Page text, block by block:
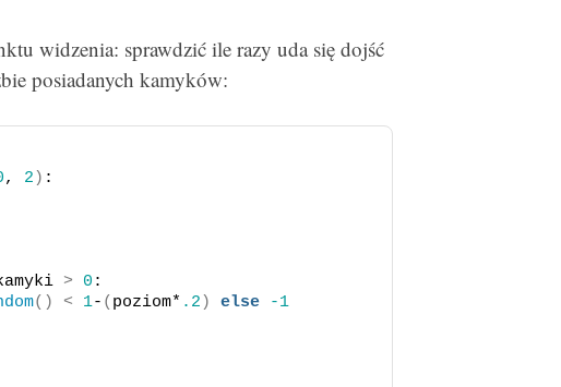
widzenia: sprawdzić ile razy uda się dojść
posiadanych kamyków:
, 2 ) :
> 0 :
() < 1- ( poziom* .2 ) else
-1